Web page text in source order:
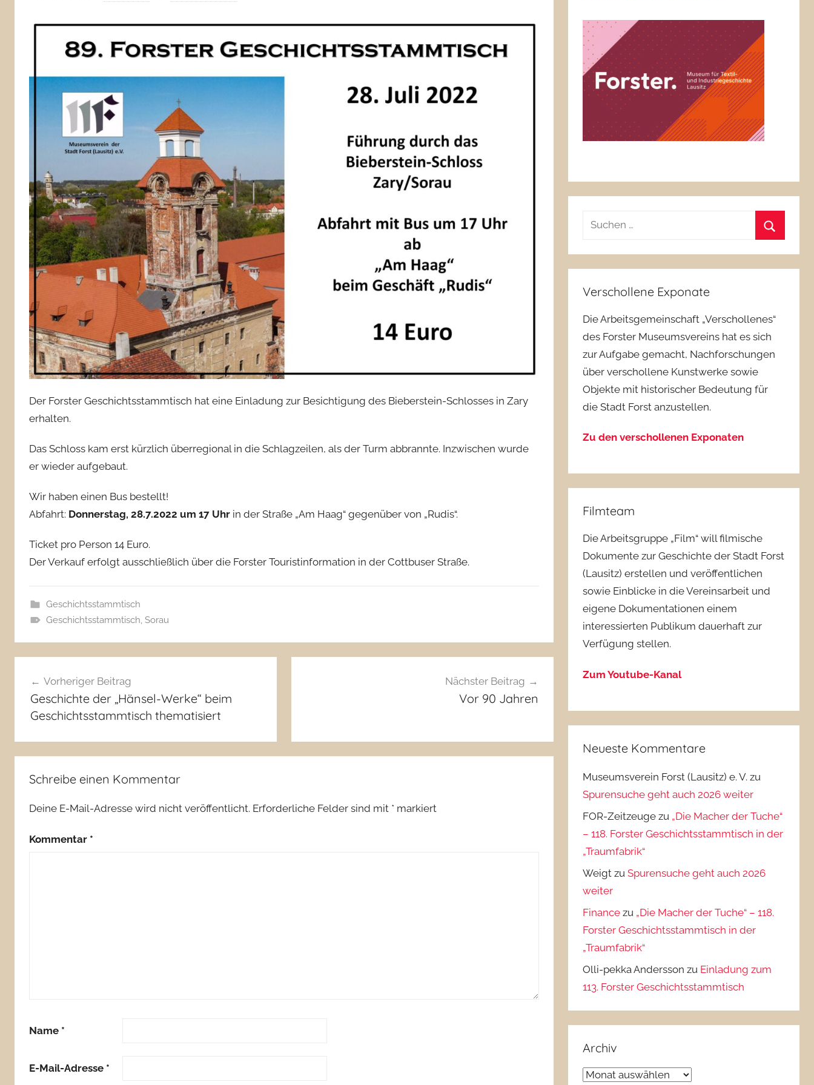
Der Forster Geschichtsstammtisch hat eine Einladung zur Besichtigung des Bieberstein-Schlosses in Zary
erhalten.
Das Schloss kam erst kürzlich überregional in die Schlagzeilen, als der Turm abbrannte. Inzwischen wurde
er wieder aufgebaut.
Wir haben einen Bus bestellt!
Abfahrt: Donnerstag, 28.7.2022 um 17 Uhr in der Straße „Am Haag“ gegenüber von „Rudis“.
Ticket pro Person 14 Euro.
Der Verkauf erfolgt ausschließlich über die Forster Touristinformation in der Cottbuser Straße.
Geschichtsstammtisch
Geschichtsstammtisch, Sorau
Vorheriger Beitrag
Geschichte der „Hänsel-Werke“ beim
Geschichtsstammtisch thematisiert
Nächster Beitrag
Vor 90 Jahren
Schreibe einen Kommentar
Deine E-Mail-Adresse wird nicht veröffentlicht. Erforderliche Felder sind mit * markiert
Kommentar *
Name *
E-Mail-Adresse *
Suchen
Verschollene Exponate
Die Arbeitsgemeinschaft „Verschollenes“
des Forster Museumsvereins hat es sich
zur Aufgabe gemacht, Nachforschungen
über verschollene Kunstwerke sowie
Objekte mit historischer Bedeutung für
die Stadt Forst anzustellen.
Zu den verschollenen Exponaten
Filmteam
Die Arbeitsgruppe „Film“ will filmische
Dokumente zur Geschichte der Stadt Forst
(Lausitz) erstellen und veröffentlichen
sowie Einblicke in die Vereinsarbeit und
eigene Dokumentationen einem
interessierten Publikum dauerhaft zur
Verfügung stellen.
Zum Youtube-Kanal
Neueste Kommentare
Museumsverein Forst (Lausitz) e. V. zu
Spurensuche geht auch 2026 weiter
FOR-Zeitzeuge zu „Die Macher der Tuche“
– 118. Forster Geschichtsstammtisch in der
„Traumfabrik“
Weigt zuSpurensuche geht auch 2026
weiter
Finance zu „Die Macher der Tuche“ – 118.
Forster Geschichtsstammtisch in der
„Traumfabrik“
Olli-pekka Andersson zu Einladung zum
113. Forster Geschichtsstammtisch
Archiv
Archiv